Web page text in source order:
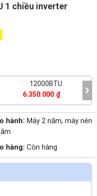
1 chiều inverter
12000BTU
6.350.000 ₫
hành: Máy 2 năm, máy nén
hàng: Còn hàng